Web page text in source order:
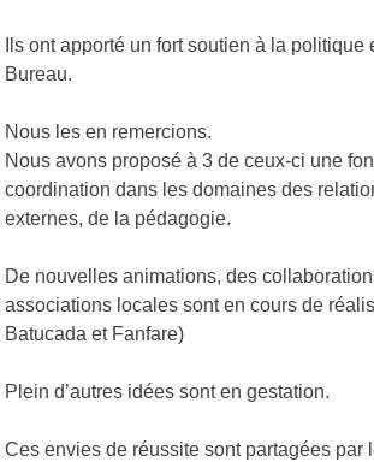
Ils ont apporté un fort soutien à la politique
Bureau.
Nous les en remercions.
Nous avons proposé à 3 de ceux-ci une
coordination dans les domaines des
externes, de la pédagogie.
De nouvelles animations, des
associations locales sont en cours de
Batucada et Fanfare)
Plein d’autres idées sont en gestation.
Ces envies de réussite sont partagées par